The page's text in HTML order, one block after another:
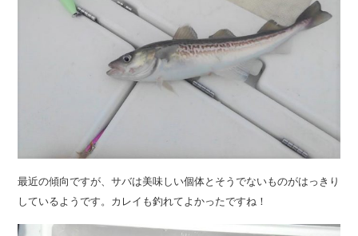
最近の傾向ですが、サバは美味しい個体とそうでないものがはっきり
しているようです。カレイも釣れてよかったですね！